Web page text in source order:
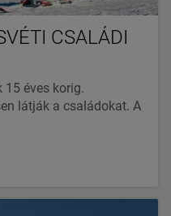
CSALÁDI .
15 éves korig.
látják a családokat. A